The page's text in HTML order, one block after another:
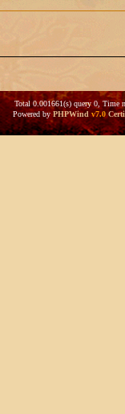
Total 0.001661(s) query 0, Time
Powered byPHPWind v7.0